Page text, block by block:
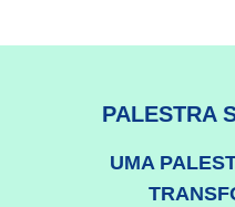
PALESTRA
UMA